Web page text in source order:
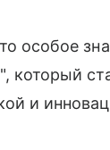
особое
который
и